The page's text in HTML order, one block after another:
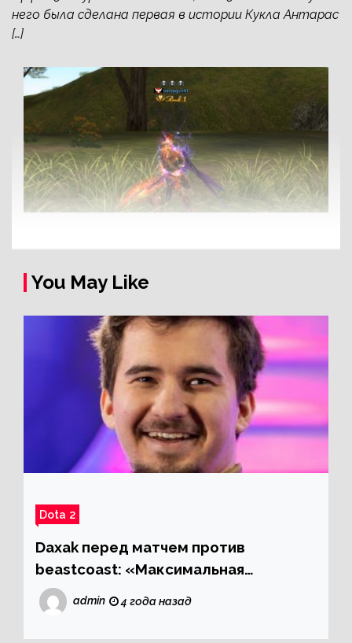
него была сделана первая в истории Кукла Антарас
[…]
You May Like
Dota 2
Daxak перед матчем против
beastcoast: «Максимальная
поддержка нужна от каждого»
admin 4 года назад